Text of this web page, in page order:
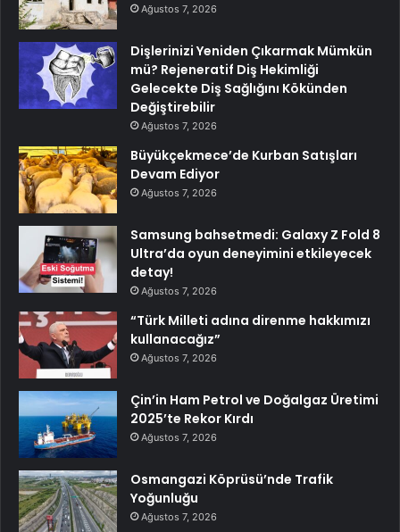
Ağustos 7, 2026
Dişlerinizi Yeniden Çıkarmak Mümkün
mü? Rejeneratif Diş Hekimliği
Gelecekte Diş Sağlığını Kökünden
Değiştirebilir
Ağustos 7, 2026
Büyükçekmece’de Kurban Satışları
Devam Ediyor
Ağustos 7, 2026
Samsung bahsetmedi: Galaxy Z Fold 8
Ultra’da oyun deneyimini etkileyecek
detay!
Ağustos 7, 2026
“Türk Milleti adına direnme hakkımızı
kullanacağız”
Ağustos 7, 2026
Çin’in Ham Petrol ve Doğalgaz Üretimi
2025’te Rekor Kırdı
Ağustos 7, 2026
Osmangazi Köprüsü’nde Trafik
Yoğunluğu
Ağustos 7, 2026